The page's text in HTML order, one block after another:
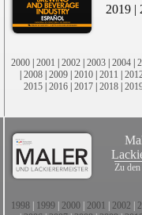
2019 |
2000 | 2001 | 2002 | 2003 | 2004 |
| 2008 | 2009 | 2010 | 2011 |
2015 | 2016 | 2017 | 2018 |
Zu
1998 1999 2000 2001 2002